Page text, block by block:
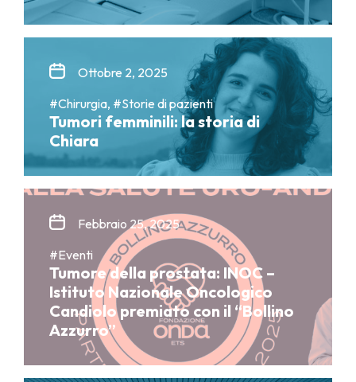
Ottobre 2, 2025
#Chirurgia, #Storie di pazienti
Tumori femminili: la storia di
Chiara
Febbraio 25, 2025
#Eventi
Tumore della prostata: INOC –
Istituto Nazionale Oncologico
Candiolo premiato con il “Bollino
Azzurro”